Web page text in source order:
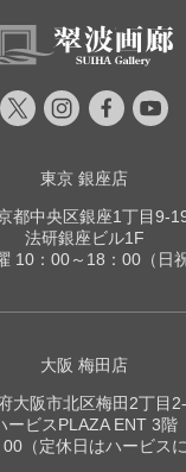
東京 銀座店
都中央区銀座1丁目9-
法研銀座ビル1F
10：00～18：00（日
大阪 梅田店
大阪市北区梅田2丁目
ービスPLAZA ENT 3階
（定休日はハービスに